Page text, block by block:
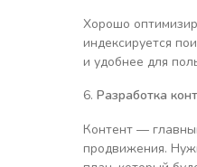
Хорошо
индексируется
и удобнее для
Разработка
Контент —
продвижения.